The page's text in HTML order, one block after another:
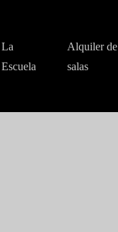
La
Escuela
Alquiler de
salas